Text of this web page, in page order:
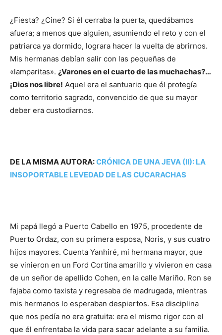
¿Fiesta? ¿Cine? Si él cerraba la puerta, quedábamos
afuera; a menos que alguien, asumiendo el reto y con el
patriarca ya dormido, lograra hacer la vuelta de abrirnos.
Mis hermanas debían salir con las pequeñas de
«lamparitas». ¿Varones en el cuarto de las muchachas?…
¡Dios nos libre! Aquel era el santuario que él protegía
como territorio sagrado, convencido de que su mayor
deber era custodiarnos.
DE LA MISMA AUTORA:CRÓNICA DE UNA JEVA (II): LA
INSOPORTABLE LEVEDAD DE LAS CUCARACHAS
Mi papá llegó a Puerto Cabello en 1975, procedente de
Puerto Ordaz, con su primera esposa, Noris, y sus cuatro
hijos mayores. Cuenta Yanhiré, mi hermana mayor, que
se vinieron en un Ford Cortina amarillo y vivieron en casa
de un señor de apellido Cohen, en la calle Mariño. Ron se
fajaba como taxista y regresaba de madrugada, mientras
mis hermanos lo esperaban despiertos. Esa disciplina
que nos pedía no era gratuita: era el mismo rigor con el
que él enfrentaba la vida para sacar adelante a su familia.